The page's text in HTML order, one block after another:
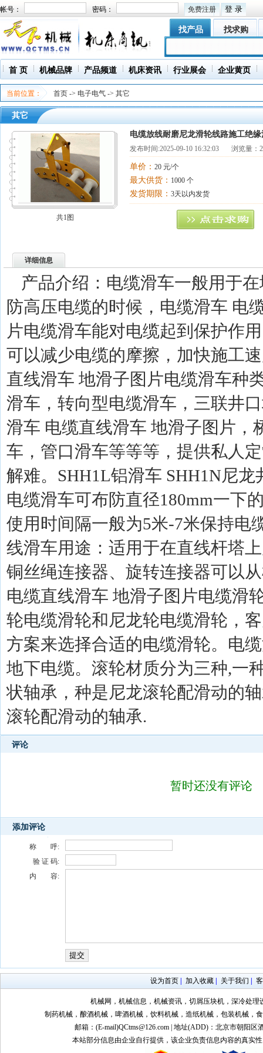
帐号： 密码： 免费注册
找产品 找求购
首 页 机械品牌 产品频道 机床资讯 行业展会 企业黄页
当前位置： 首页 -> 电子电气 -> 其它
其它
共1图
电缆放线耐磨尼龙滑轮线路施工绝缘
发布时间:2025-09-10 16:32:03 浏览量：
单价： 20 元/个
最大供货： 1000 个
发货期限： 3天以内发货
详细信息
产品介绍：电缆滑车一般用于
防高压电缆的时候，电缆滑车 电
片电缆滑车能对电缆起到保护作
可以减少电缆的摩擦，加快施工
直线滑车 地滑子图片电缆滑车种
滑车，转向型电缆滑车，三联井
滑车 电缆直线滑车 地滑子图片，
车，管口滑车等等等，提供私人
解难。SHH1L铝滑车 SHH1N尼
电缆滑车可布防直径180mm一下
使用时间隔一般为5米-7米保持电
线滑车用途：适用于在直线杆塔
铜丝绳连接器、旋转连接器可以
电缆直线滑车 地滑子图片电缆滑
轮电缆滑轮和尼龙轮电缆滑轮，
方案来选择合适的电缆滑轮。电
地下电缆。滚轮材质分为三种,一
状轴承，种是尼龙滚轮配滑动的
滚轮配滑动的轴承.
评论
暂时还没有评论
添加评论
称 呼:
验 证 码:
内 容:
设为首页 加入收藏 关于我们
机械网，机械信息，机械资讯，切屑压块机，深冷处
制药机械，酿酒机械，啤酒机械，饮料机械，造纸机械，包装机械，
邮箱：(E-mail)QCtms@126.com | 地址(ADD)：北京市朝阳
本站部分信息由企业自行提供，该企业负责信息内容的真实